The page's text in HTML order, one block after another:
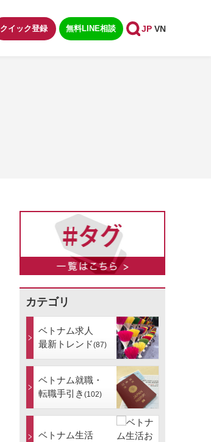
クイック登録 無料LINE相談 JP VN
カテゴリ
ベトナム求人
最新トレンド(87)
ベトナム就職・
転職手引き (102)
ベトナム生活